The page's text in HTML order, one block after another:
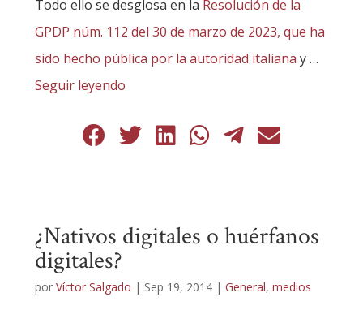
Todo ello se desglosa en la Resolución de la
GPDP núm. 112 del 30 de marzo de 2023, que ha
sido hecho pública por la autoridad italiana y …
Seguir leyendo
¿Nativos digitales o huérfanos
digitales?
por Víctor Salgado | Sep 19, 2014| General, medios